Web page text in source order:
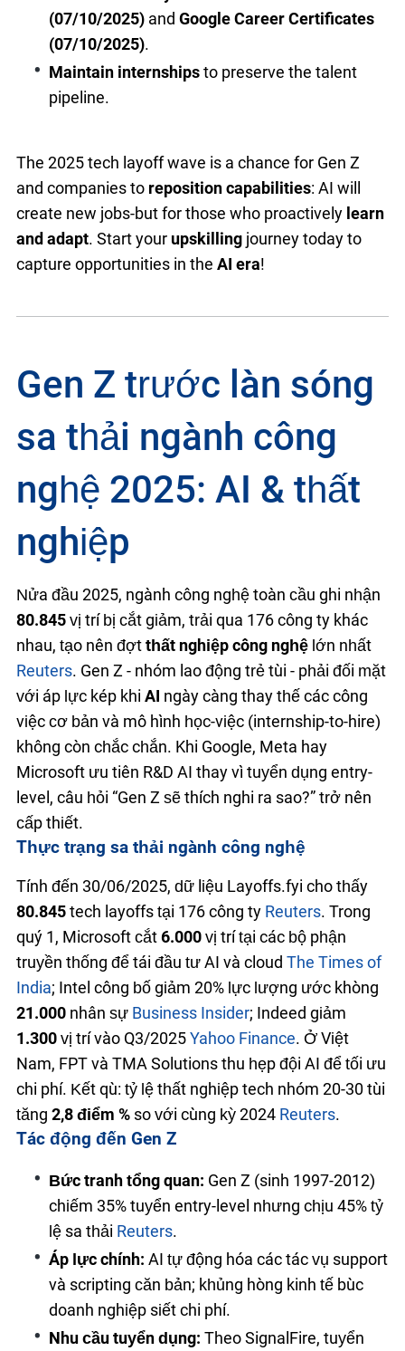
(07/10/2025) andGoogle Career Certificates
(07/10/2025).
Maintain internshipsto preserve the talent
pipeline.
The 2025 tech layoff wave is a chance for Gen Z
and companies to reposition capabilities: AI will
create new jobs-but for those who proactively learn
and adapt. Start your upskillingjourney today to
capture opportunities in the AI era!
Gen Z trước làn sóng
sa thải ngành công
nghệ 2025: AI & thất
nghiệp
Nửa đầu 2025, ngành công nghệ toàn cầu ghi nhận
80.845vị trí bị cắt giảm, trải qua 176 công ty khác
nhau, tạo nên đợtthất nghiệp công nghệlớn nhất
Reuters. Gen Z - nhóm lao động trẻ tuổi - phải đối mặt
với áp lực kép khi AI ngày càng thay thế các công
việc cơ bản và mô hình học-việc (internship-to-hire)
không còn chắc chắn. Khi Google, Meta hay
Microsoft ưu tiên R&D AI thay vì tuyển dụng entry-
level, câu hỏi “Gen Z sẽ thích nghi ra sao?” trở nên
cấp thiết.
Thực trạng sa thải ngành công nghệ
Tính đến 30/06/2025, dữ liệu Layoffs.fyi cho thấy
80.845tech layoffs tại 176 công ty Reuters. Trong
quý 1, Microsoft cắt6.000vị trí tại các bộ phận
truyền thống để tái đầu tư AI và cloud The Times of
India; Intel công bố giảm 20% lực lượng ước khoảng
21.000nhân sự Business Insider; Indeed giảm
1.300vị trí vào Q3/2025Yahoo Finance. Ở Việt
Nam, FPT và TMA Solutions thu hẹp đội AI để tối ưu
chi phí. Kết quả: tỷ lệ thất nghiệp tech nhóm 20-30 tuổi
tăng 2,8 điểm %so với cùng kỳ 2024 Reuters.
Tác động đến Gen Z
Bức tranh tổng quan: Gen Z (sinh 1997-2012)
chiếm 35% tuyển entry-level nhưng chịu 45% tỷ
lệ sa thải Reuters.
Áp lực chính: AI tự động hóa các tác vụ support
và scripting căn bản; khủng hoảng kinh tế buộc
doanh nghiệp siết chi phí.
Nhu cầu tuyển dụng: Theo SignalFire, tuyển